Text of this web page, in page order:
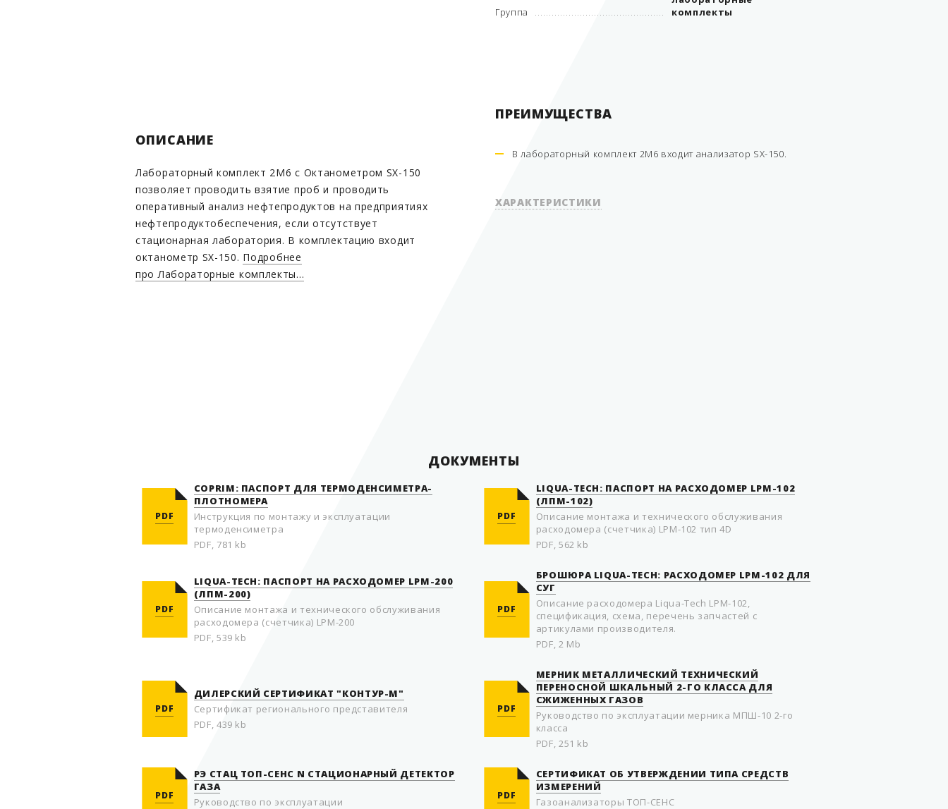
Группа
комплекты
ПРЕИМУЩЕСТВА
В лабораторный комплект 2М6 входит анализатор SX-150.
ХАРАКТЕРИСТИКИ
ОПИСАНИЕ
Лабораторный комплект 2М6 с Октанометром SX-150
позволяет проводить взятие проб и проводить
оперативный анализ нефтепродуктов на предприятиях
нефтепродуктобеспечения, если отсутствует
стационарная лаборатория. В комплектацию входит
октанометр SX-150. Подробнее
про Лабораторные комплекты...
ДОКУМЕНТЫ
PDF
COPRIM: ПАСПОРТ ДЛЯ ТЕРМОДЕНСИМЕТРА-
ПЛОТНОМЕРА
Инструкция по монтажу и эксплуатации
термоденсиметра
PDF, 781 kb
PDF
LIQUA-TECH: ПАСПОРТ НА РАСХОДОМЕР LPM-102
(ЛПМ-102)
Описание монтажа и технического обслуживания
расходомера (счетчика) LPM-102 тип 4D
PDF, 562 kb
PDF
LIQUA-TECH: ПАСПОРТ НА РАСХОДОМЕР LPM-200
(ЛПМ-200)
Описание монтажа и технического обслуживания
расходомера (счетчика) LPM-200
PDF, 539 kb
PDF
БРОШЮРА LIQUA-TECH: РАСХОДОМЕР LPM-102 ДЛЯ
СУГ
Описание расходомера Liqua-Tech LPM-102,
спецификация, схема, перечень запчастей с
артикулами производителя.
PDF, 2 Mb
PDF
ДИЛЕРСКИЙ СЕРТИФИКАТ "КОНТУР-М"
Сертификат регионального представителя
PDF, 439 kb
PDF
МЕРНИК МЕТАЛЛИЧЕСКИЙ ТЕХНИЧЕСКИЙ
ПЕРЕНОСНОЙ ШКАЛЬНЫЙ 2-ГО КЛАССА ДЛЯ
СЖИЖЕННЫХ ГАЗОВ
Руководство по эксплуатации мерника МПШ-10 2-го
класса
PDF, 251 kb
PDF
РЭ СТАЦ ТОП-СЕНС N СТАЦИОНАРНЫЙ ДЕТЕКТОР
ГАЗА
Руководство по эксплуатации
PDF
СЕРТИФИКАТ ОБ УТВЕРЖДЕНИИ ТИПА СРЕДСТВ
ИЗМЕРЕНИЙ
Газоанализаторы ТОП-СЕНС